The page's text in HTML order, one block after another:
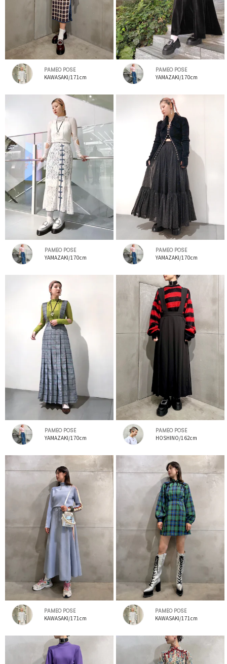
PAMEO POSE
KAWASAKI/171cm
PAMEO POSE
YAMAZAKI/170cm
PAMEO POSE
YAMAZAKI/170cm
PAMEO POSE
YAMAZAKI/170cm
PAMEO POSE
YAMAZAKI/170cm
PAMEO POSE
HOSHINO/162cm
PAMEO POSE
KAWASAKI/171cm
PAMEO POSE
KAWASAKI/171cm